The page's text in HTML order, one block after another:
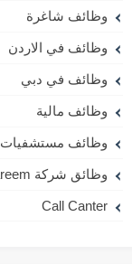
وظائف شاغرة
وظائف في الاردن
وظائف في دبي
وظائف مالية
وظائف مستشفيات
وظائق شركة careem
Call Canter